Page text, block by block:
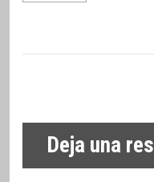
Deja una